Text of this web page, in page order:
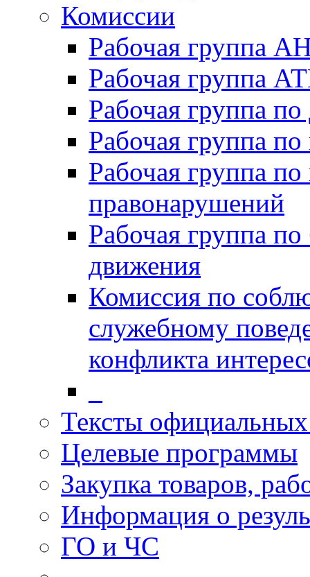
Комиссии
Рабочая группа
Рабочая группа
Рабочая группа
Рабочая группа
Рабочая группа
правонарушений
Рабочая группа
движения
Комиссия по
служебному
конфликта
Тексты
Целевые программы
Закупка товаров,
Информация о
ГО и ЧС